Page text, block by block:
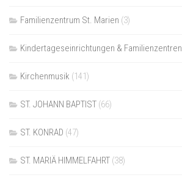
Familienzentrum St. Marien (3)
Kindertageseinrichtungen & Familienzentren
Kirchenmusik (141)
ST. JOHANN BAPTIST (66)
ST. KONRAD (47)
ST. MARIÄ HIMMELFAHRT (38)